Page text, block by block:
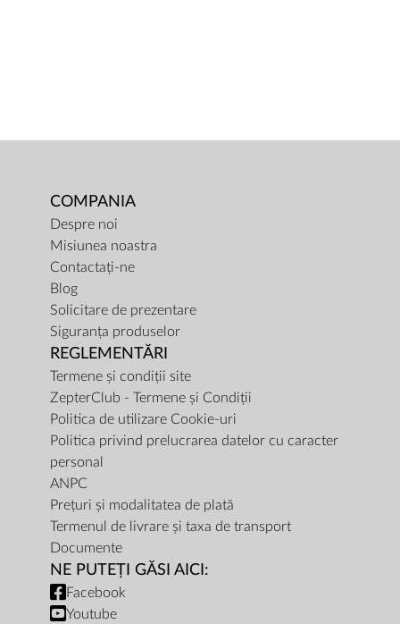
COMPANIA
Despre noi
Misiunea noastra
Contactați-ne
Blog
Solicitare de prezentare
Siguranța produselor
REGLEMENTĂRI
Termene și condiții site
ZepterClub - Termene și Condiții
Politica de utilizare Cookie-uri
Politica privind prelucrarea datelor cu caracter
personal
ANPC
Prețuri și modalitatea de plată
Termenul de livrare și taxa de transport
Documente
NE PUTEȚI GĂSI AICI:
Facebook
Youtube